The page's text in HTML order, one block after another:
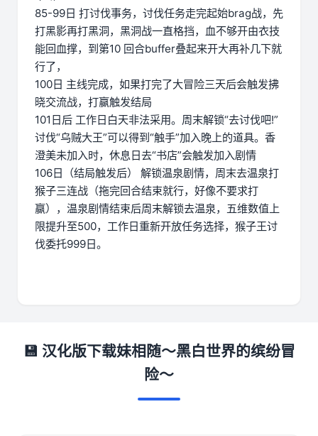
85-99日 打讨伐事务，讨伐任务走完起始brag战，先
打黑影再打黑洞，黑洞战一直格挡，血不够开由衣技
能回血撑，到第10 回合buffer叠起来开大再补几下就
行了，
100日 主线完成，如果打完了大冒险三天后会触发拂
晓交流战，打赢触发结局
101日后 工作日白天非法采用。周末解锁“去讨伐吧!”
讨伐“乌贼大王”可以得到“触手”加入晚上的道具。香
澄美未加入时，休息日去“书店”会触发加入剧情
106日（结局触发后） 解锁温泉剧情，周末去温泉打
猴子三连战（拖完回合结束就行，好像不要求打
赢），温泉剧情结束后周末解锁去温泉，五维数值上
限提升至500，工作日重新开放任务选择，猴子王讨
伐委托999日。
💾 汉化版下载妹相随～黑白世界的缤纷冒
险～